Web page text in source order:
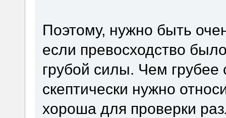
Поэтому, нужно быть
если превосходство
грубой силы. Чем грубее
скептически нужно
хороша для проверки